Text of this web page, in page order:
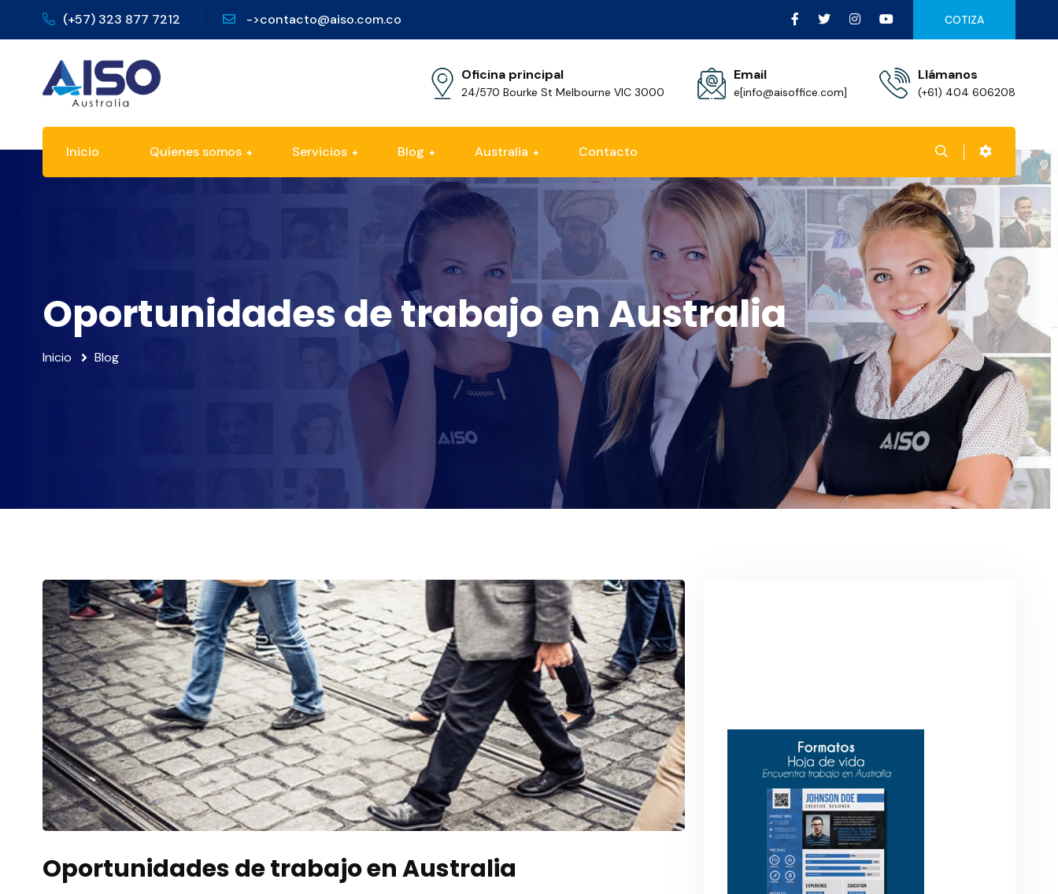
(+57) 323 877 7212 ->contacto@aiso.com.co COTIZA
Oficina principal
24/570 Bourke St Melbourne VIC 3000
Email
e[info@aisoffice.com]
Llámanos
(+61) 404 606208
Inicio Quíenes somos Servicios Blog Australia Contacto
Oportunidades de trabajo en Australia
Inicio Blog
Oportunidades de trabajo en Australia